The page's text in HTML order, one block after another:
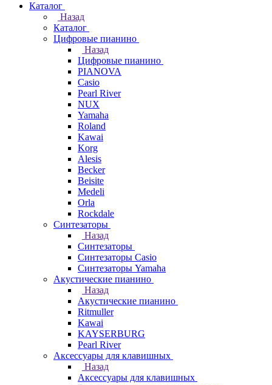
Каталог
Назад
Каталог
Цифровые пианино
Назад
Цифровые пианино
PIANOVA
Casio
Pearl River
NUX
Yamaha
Roland
Kawai
Korg
Alesis
Becker
Beisite
Medeli
Orla
Rockdale
Синтезаторы
Назад
Синтезаторы
Синтезаторы Casio
Синтезаторы Yamaha
Акустические пианино
Назад
Акустические пианино
Ritmuller
Kawai
KAYSERBURG
Pearl River
Аксессуары для клавишных
Назад
Аксессуары для клавишных